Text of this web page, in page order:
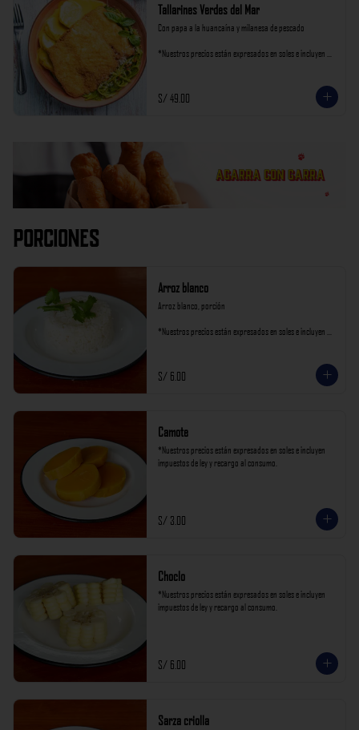
Tallarines Verdes del Mar
Con papa a la huancaína y milanesa de pescado
*Nuestros precios están expresados en soles e incluyen
S/ 49.00
Porciones
Arroz blanco
Arroz blanco, porción
*Nuestros precios están expresados en soles e incluyen
S/ 6.00
Camote
*Nuestros precios están expresados en soles e incluyen
impuestos de ley y recargo al consumo.
S/ 3.00
Choclo
*Nuestros precios están expresados en soles e incluyen
impuestos de ley y recargo al consumo.
S/ 6.00
Sarza criolla